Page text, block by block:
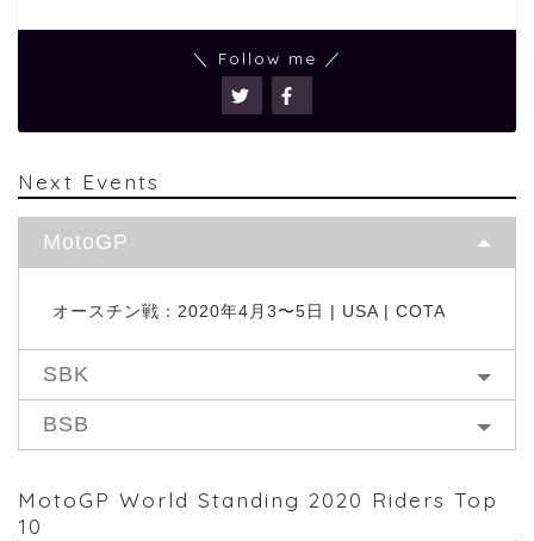
＼ Follow me ／
Next Events
MotoGP
オースチン戦：2020年4月3〜5日 | USA | COTA
SBK
BSB
MotoGP World Standing 2020 Riders Top
10